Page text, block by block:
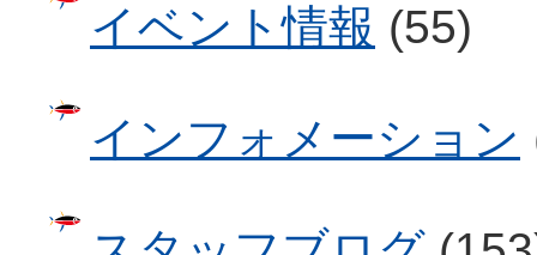
イベント情報 (55)
インフォメーション